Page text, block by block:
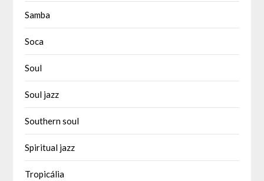
Samba
Soca
Soul
Soul jazz
Southern soul
Spiritual jazz
Tropicália